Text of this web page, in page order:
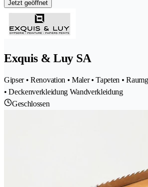
Jetzt geöffnet
Exquis & Luy SA
Gipser • Renovation • Maler • Tapeten •
• Deckenverkleidung Wandverkleidung
Geschlossen